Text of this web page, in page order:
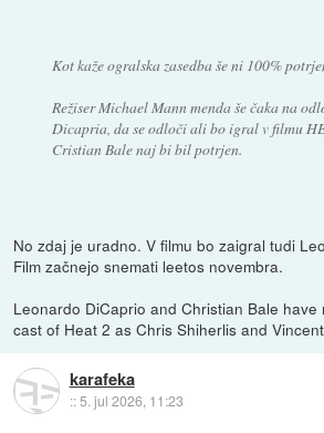
Kot kaže ogralska zasedba še ni 100%
Režiser Michael Mann menda še čaka na
Dicapria, da se odloči ali bo igral v filmu
Cristian Bale naj bi bil potrjen.
No zdaj je uradno. V filmu bo zaigral tudi
Film začnejo snemati leetos novembra.
Leonardo DiCaprio and Christian Bale
cast of Heat 2 as Chris Shiherlis and
karafeka
::5. jul 2026, 11:23